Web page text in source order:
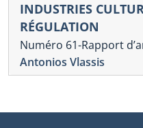
INDUSTRIES
RÉGULATION
Numéro 61-Rapport
Antonios Vlassis